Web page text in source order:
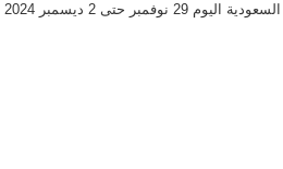
حتى 2 ديسمبر 2024 جمعة التوفير